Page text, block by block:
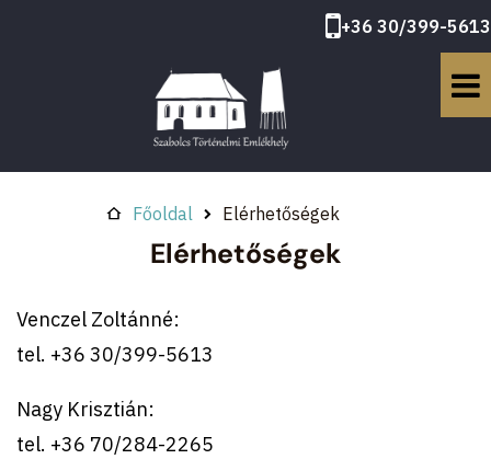
+36 30/399-5613
Főoldal Elérhetőségek
Elérhetőségek
Venczel Zoltánné:
tel. +36 30/399-5613
Nagy Krisztián:
tel. +36 70/284-2265